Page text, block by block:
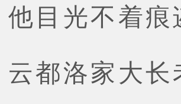
光不着痕迹
洛家大长